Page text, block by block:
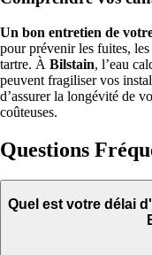
Un bon entretien de
pour prévenir les fuites,
tartre. À Bilstain, l’eau
peuvent fragiliser vos
d’assurer la longévité de
coûteuses.
Questions
Quel est votre délai